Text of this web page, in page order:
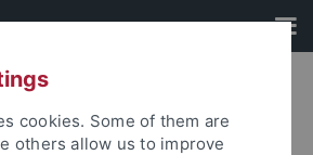
cookies. Some of them are
others allow us to improve